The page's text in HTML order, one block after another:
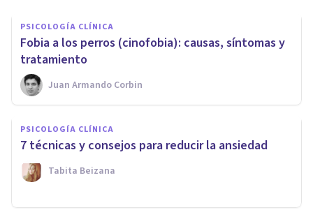
PSICOLOGÍA CLÍNICA
Fobia a los perros (cinofobia): causas, síntomas y
tratamiento
Juan Armando Corbin
PSICOLOGÍA CLÍNICA
7 técnicas y consejos para reducir la ansiedad
Tabita Beizana